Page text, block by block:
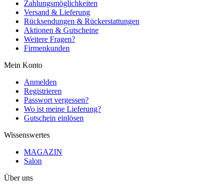
Zahlungsmöglichkeiten
Versand & Lieferung
Rücksendungen & Rückerstattungen
Aktionen & Gutscheine
Weitere Fragen?
Firmenkunden
Mein Konto
Anmelden
Registrieren
Passwort vergessen?
Wo ist meine Lieferung?
Gutschein einlösen
Wissenswertes
MAGAZIN
Salon
Über uns